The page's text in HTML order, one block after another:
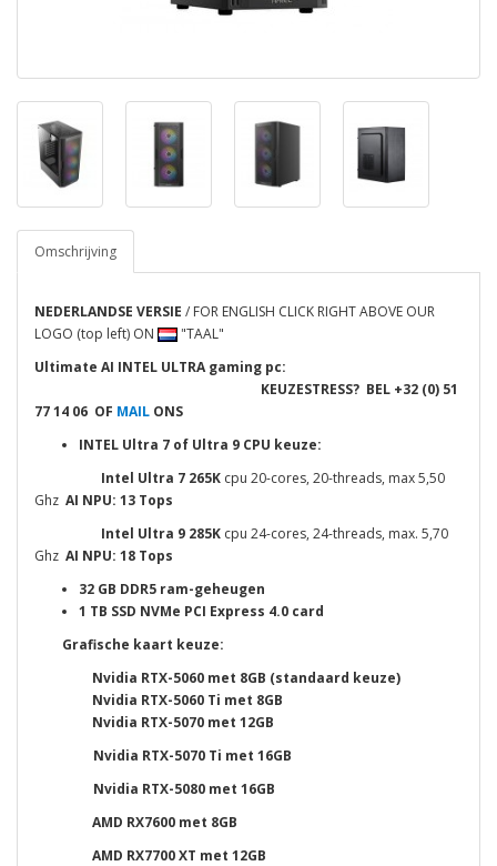
Omschrijving
NEDERLANDSE VERSIE / FOR ENGLISH CLICK RIGHT ABOVE OUR
LOGO (top left) ON
"TAAL"
Ultimate AI INTEL ULTRA gaming pc:
KEUZESTRESS? BEL +32 (0) 51
77 14 06 OF MAIL ONS
INTEL Ultra 7 of Ultra 9 CPU keuze:
Intel Ultra 7 265K cpu 20-cores, 20-threads, max 5,50
Ghz AI NPU: 13 Tops
Intel Ultra 9 285K cpu 24-cores, 24-threads, max. 5,70
Ghz AI NPU: 18 Tops
32 GB DDR5 ram-geheugen
1 TB SSD NVMe PCI Express 4.0 card
Grafische kaart keuze:
Nvidia RTX-5060 met 8GB (standaard keuze)
Nvidia RTX-5060 Ti met 8GB
Nvidia RTX-5070 met 12GB
Nvidia RTX-5070 Ti met 16GB
Nvidia RTX-5080 met 16GB
AMD RX7600 met 8GB
AMD RX7700 XT met 12GB